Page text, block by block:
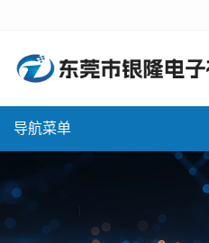
导航菜单